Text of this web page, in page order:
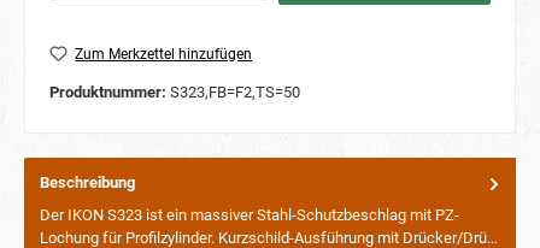
Zum Merkzettel hinzufügen
Produktnummer: S323,FB=F2,TS=50
Beschreibung
Der IKON S323 ist ein massiver Stahl-Schutzbeschlag mit PZ-
Lochung für Profilzylinder. Kurzschild-Ausführung mit Drücker/Drü…